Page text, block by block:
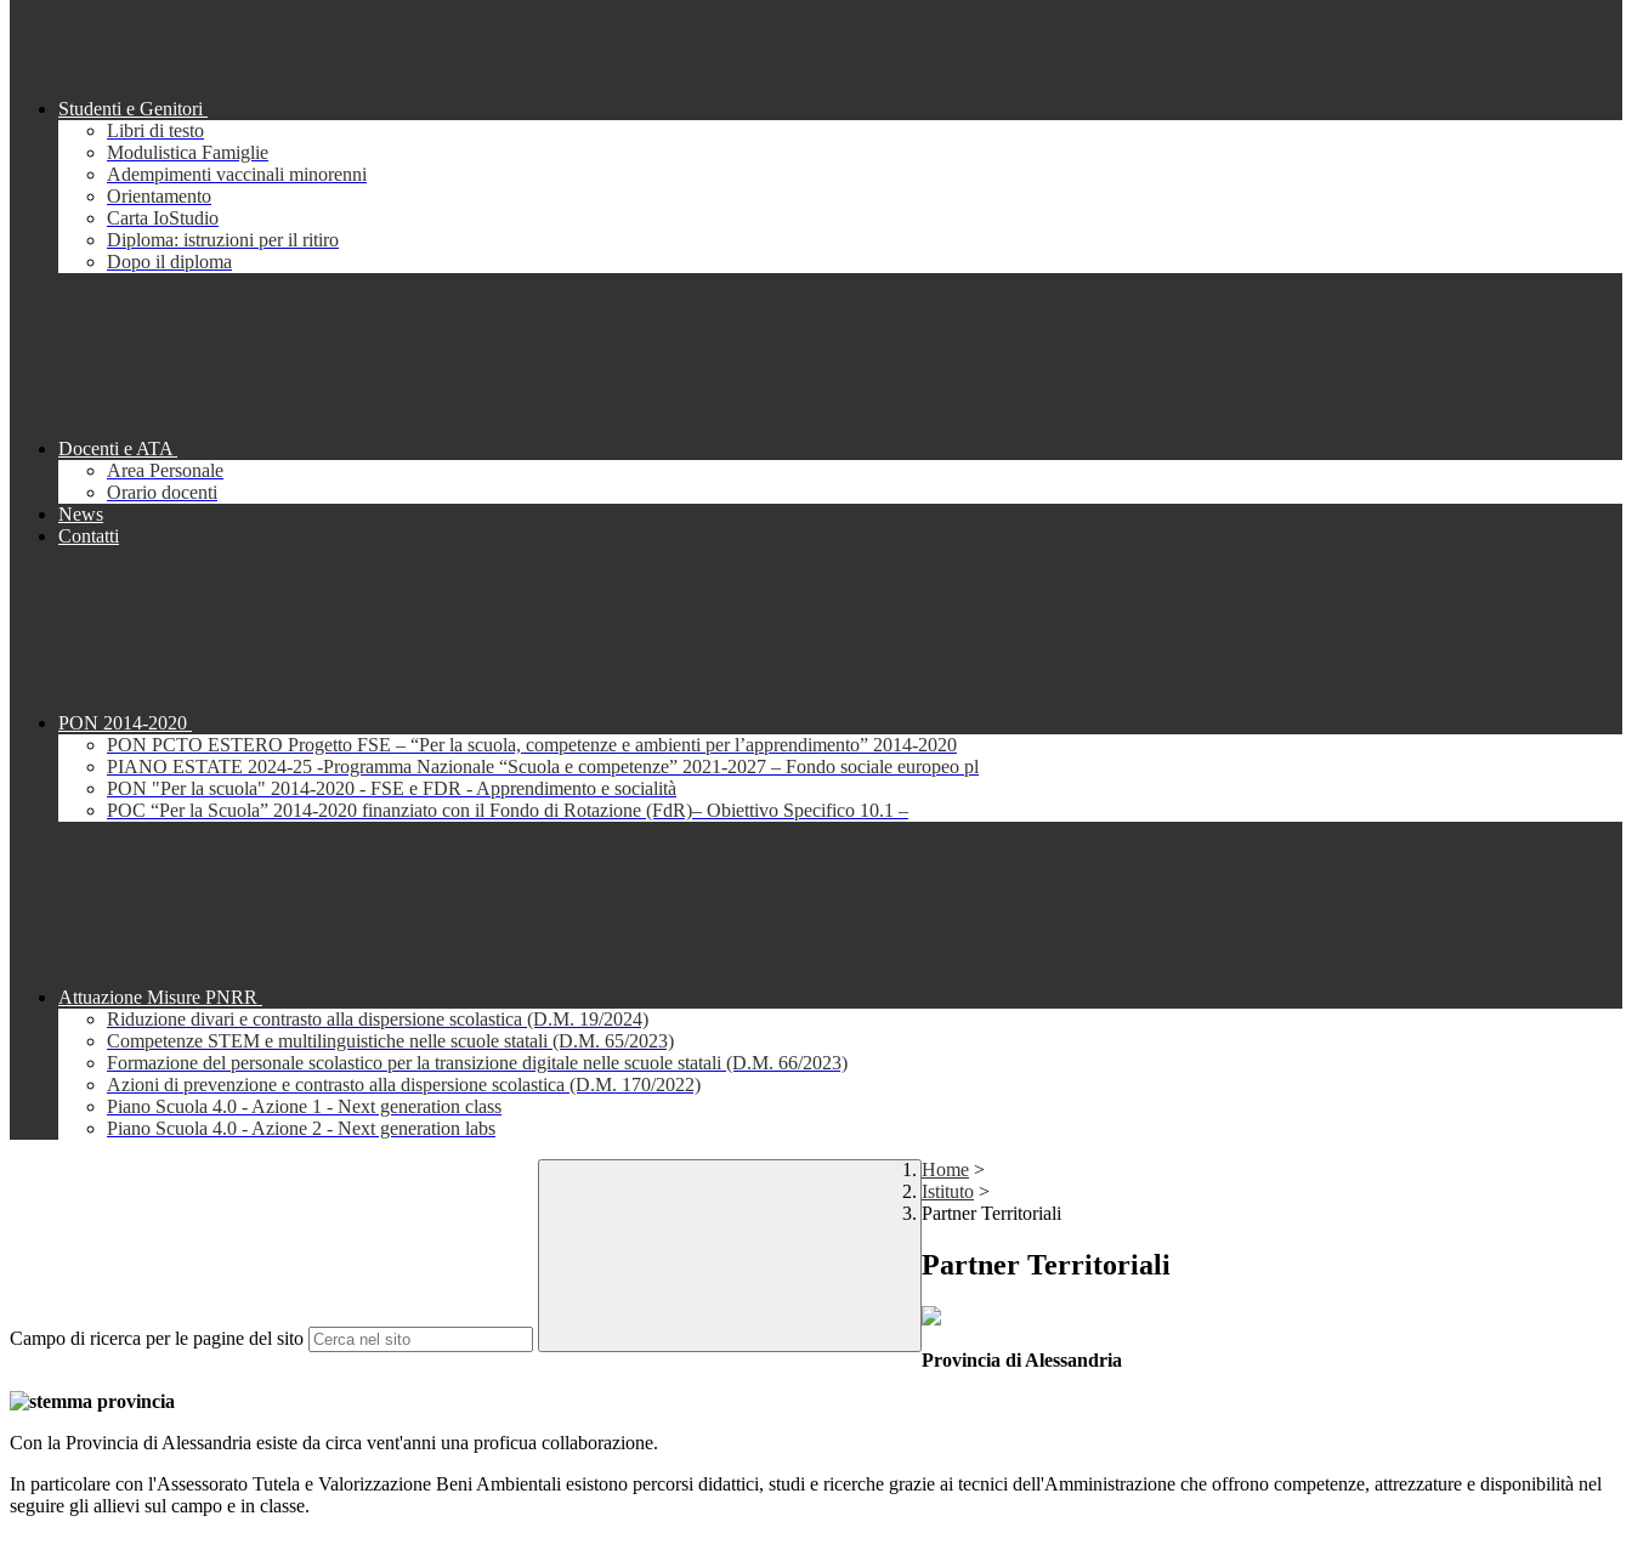
Studenti e Genitori
Libri di testo
Modulistica Famiglie
Adempimenti vaccinali minorenni
Orientamento
Carta IoStudio
Diploma: istruzioni per il ritiro
Dopo il diploma
Docenti e ATA
Area Personale
Orario docenti
News
Contatti
PON 2014-2020
PON PCTO ESTERO Progetto FSE – “Per la scuola, competenze e ambienti per l’apprendimento” 2014-2020
PIANO ESTATE 2024-25 -Programma Nazionale “Scuola e competenze” 2021-2027 – Fondo sociale europeo pl
PON "Per la scuola" 2014-2020 - FSE e FDR - Apprendimento e socialità
POC “Per la Scuola” 2014-2020 finanziato con il Fondo di Rotazione (FdR)– Obiettivo Specifico 10.1 –
Attuazione Misure PNRR
Riduzione divari e contrasto alla dispersione scolastica (D.M. 19/2024)
Competenze STEM e multilinguistiche nelle scuole statali (D.M. 65/2023)
Formazione del personale scolastico per la transizione digitale nelle scuole statali (D.M. 66/2023)
Azioni di prevenzione e contrasto alla dispersione scolastica (D.M. 170/2022)
Piano Scuola 4.0 - Azione 1 - Next generation class
Piano Scuola 4.0 - Azione 2 - Next generation labs
Campo di ricerca per le pagine del sito
Home >
Istituto >
Partner Territoriali
Partner Territoriali
Provincia di Alessandria
Con la Provincia di Alessandria esiste da circa vent'anni una proficua collaborazione.
In particolare con l'Assessorato Tutela e Valorizzazione Beni Ambientali esistono percorsi didattici, studi e ricerche grazie ai tecnici dell'Amministrazione che offrono competenze, attrezzature e disponibilità nel
seguire gli allievi sul campo e in classe.